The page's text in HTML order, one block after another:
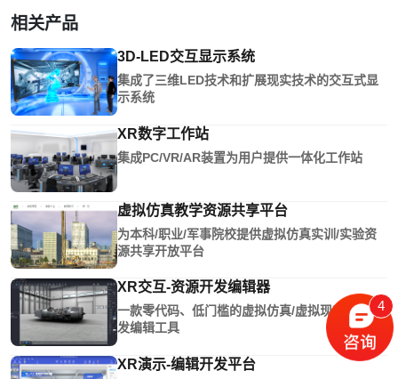
解决这些问题。
相关产品
3D-LED交互显示系统
集成了三维LED技术和扩展现实技术的交互式显
示系统
XR数字工作站
集成PC/VR/AR装置为用户提供一体化工作站
虚拟仿真教学资源共享平台
为本科/职业/军事院校提供虚拟仿真实训/实验资
源共享开放平台
XR交互-资源开发编辑器
一款零代码、低门槛的虚拟仿真/虚拟现实内容开
发编辑工具
XR演示-编辑开发平台
4